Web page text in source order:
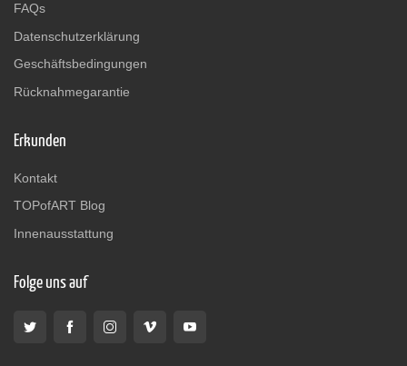
FAQs
Datenschutzerklärung
Geschäftsbedingungen
Rücknahmegarantie
Erkunden
Kontakt
TOPofART Blog
Innenausstattung
Folge uns auf